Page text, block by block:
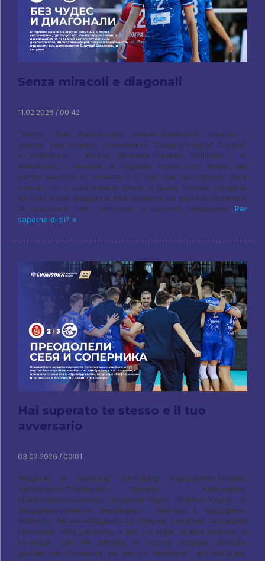
Senza miracoli e diagonali
11.02.2026 / 00:42
"Zenith" (San Pietroburgo): Kobzar-Babkevich, Dikarev –
Kosmin, Yant-Dineikin, Grebennikov "Gazprom-Ugra" (Surgut):
S. Kostadinov – Kirillov, Andreev-Tkachev, Rodichev – A.
Kostadinov, I residenti di Nagaets Yugra sono andati alla
partita secondo lo schema 4-2, con due raccoglitori, dove
passa?, chi è sulla linea di fondo, e quello frontale svolge le
funzioni di una diagonale. Kirill Nikiforov ha avuto la possibilità
di riprendere fiato, sottoposti a ulteriore trattamento Per
saperne di pi? »
Hai superato te stesso e il tuo
avversario
03.02.2026 / 00:01
"Regione di Orenburg" (Orenburg): Kupryashkin-Khljakin,
Aleksandrov-Tkachenko, Ubiparip – Kudryashov,
Maksimenko/Davletshin Gazprom-Yugra (KhMAO-Yugra): S.
Kostadinov-Nikiforov, Shevlyakov - Andreev, A. Kostadinov-
Kuklinsky, Moiseev/Nagaets Le rimonte complete accadono
raramente nella pallavolo, e poi c'è stata un'altra rimonta, al
tie-break, con 4:8. tuttavia, la scorsa stagione abbiamo
giocato con l'Orenburg, poi ancora "Neftyanik", giocato di più.